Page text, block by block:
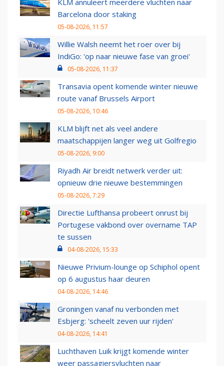
KLM annuleert meerdere vluchten naar
Barcelona door staking
05-08-2026, 11:57
Willie Walsh neemt het roer over bij
IndiGo: 'op naar nieuwe fase van groei'
05-08-2026, 11:37
Transavia opent komende winter nieuwe
route vanaf Brussels Airport
05-08-2026, 10:46
KLM blijft net als veel andere
maatschappijen langer weg uit Golfregio
05-08-2026, 9:00
Riyadh Air breidt netwerk verder uit:
opnieuw drie nieuwe bestemmingen
05-08-2026, 7:29
Directie Lufthansa probeert onrust bij
Portugese vakbond over overname TAP
te sussen
04-08-2026, 15:33
Nieuwe Privium-lounge op Schiphol opent
op 6 augustus haar deuren
04-08-2026, 14:46
Groningen vanaf nu verbonden met
Esbjerg: 'scheelt zeven uur rijden'
04-08-2026, 14:41
Luchthaven Luik krijgt komende winter
weer passagiersvluchten naar